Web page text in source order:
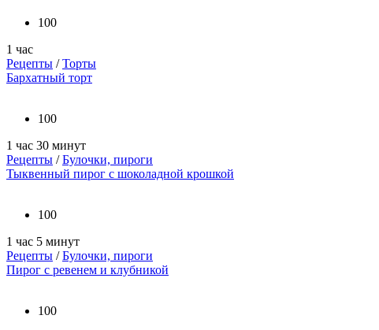
100
1 час
Рецепты /Торты
Бархатный торт
100
1 час 30 минут
Рецепты /Булочки, пироги
Тыквенный пирог с шоколадной крошкой
100
1 час 5 минут
Рецепты /Булочки, пироги
Пирог с ревенем и клубникой
100